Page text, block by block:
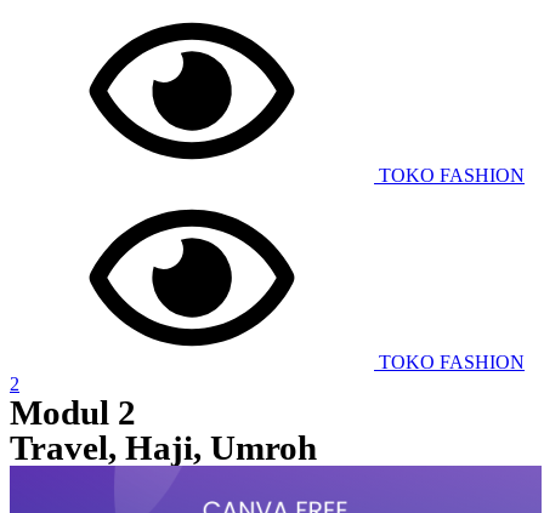
TOKO FASHION
TOKO FASHION
2
Modul 2
Travel, Haji, Umroh